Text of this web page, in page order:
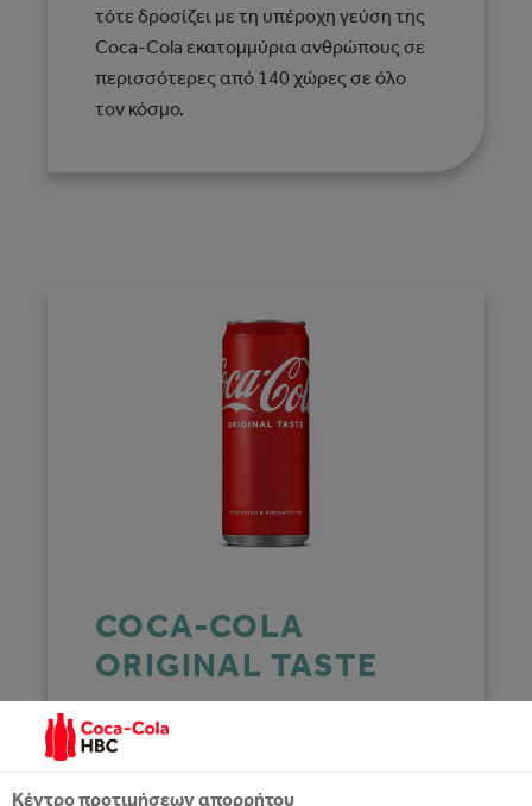
τότε δροσίζει με τη υπέροχη γεύση της
Coca‑Cola εκατομμύρια ανθρώπους σε
περισσότερες από 140 χώρες σε όλο
τον κόσμο.
COCA-COLA
ORIGINAL TASTE
Το 1950, η Coca-Cola ήρθε στην Κύπρο
και από τότε, προσφέρεται καθημερινά
Κέντρο προτιμήσεων απορρήτου